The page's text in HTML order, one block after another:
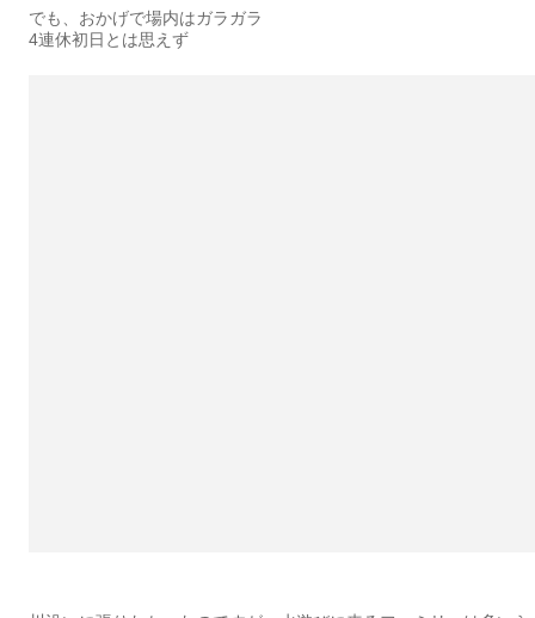
でも、おかげで場内はガラガラ
4連休初日とは思えず